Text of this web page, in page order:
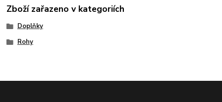
Zboží zařazeno v kategoriích
Doplňky
Rohy